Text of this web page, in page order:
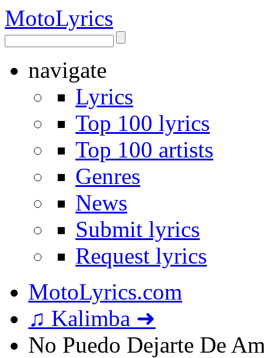
MotoLyrics
navigate
Lyrics
Top 100 lyrics
Top 100 artists
Genres
News
Submit lyrics
Request lyrics
MotoLyrics.com
♫ Kalimba ➜
No Puedo Dejarte De